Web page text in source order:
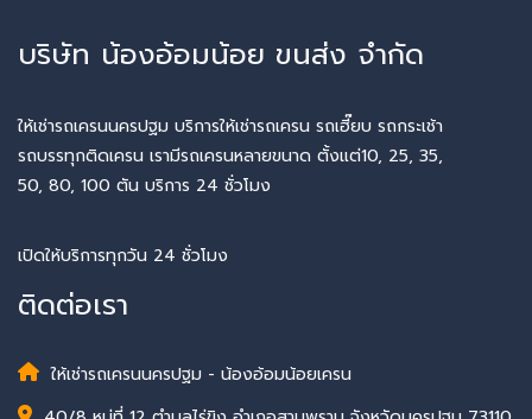
บริษัท น้องอ้อมน้อย ขนส่ง จำกัด
ให้เช่ารถเครนนครปฐม บริการให้เช่ารถเครน รถเฮี๊ยบ รถกระเช้า
รถบรรทุกติดเครน เรามีรถเครนหลายขนาด ตั้งแต่10, 25, 35,
50, 80, 100 ตัน บริการ 24 ชั่วโมง
เปิดให้บริการทุกวัน 24 ชั่วโมง
ติดต่อเรา
ให้เช่ารถเครนนครปฐม - น้องอ้อมน้อยเครน